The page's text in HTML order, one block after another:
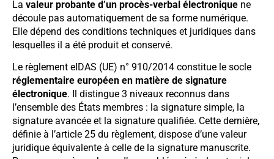
La valeur probante d’un procès-verbal électronique ne
découle pas automatiquement de sa forme numérique.
Elle dépend des conditions techniques et juridiques dans
lesquelles il a été produit et conservé.
Le règlement eIDAS (UE) n° 910/2014 constitue le socle
réglementaire européen en matière de signature
électronique. Il distingue 3 niveaux reconnus dans
l’ensemble des États membres : la signature simple, la
signature avancée et la signature qualifiée. Cette dernière,
définie à l’article 25 du règlement, dispose d’une valeur
juridique équivalente à celle de la signature manuscrite.